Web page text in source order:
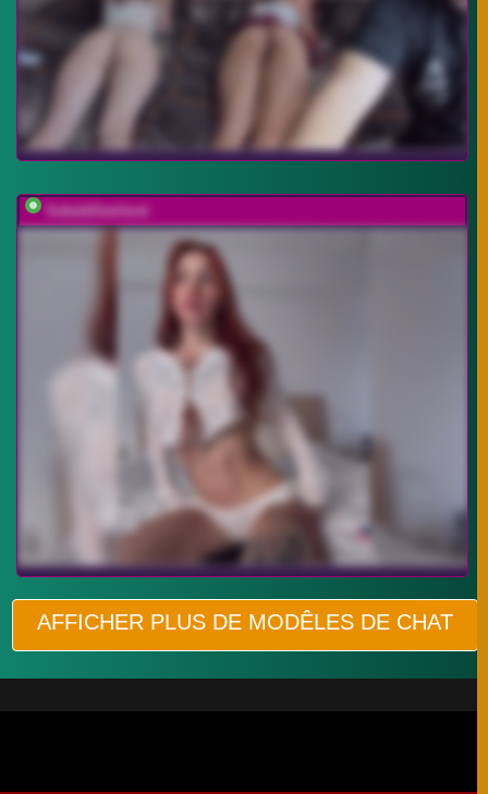
SukubOverlord
AFFICHER PLUS DE MODÊLES DE CHAT